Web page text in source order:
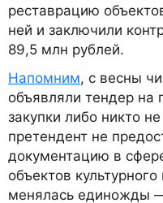
реставрацию
ней и заключили
89,5 млн рублей.
Напомним, с весны
объявляли тендер на
закупки либо никто
претендент не
документацию в
объектов
менялась единожды